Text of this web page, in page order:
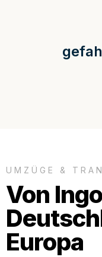
UMZÜGE &
Von
Europa